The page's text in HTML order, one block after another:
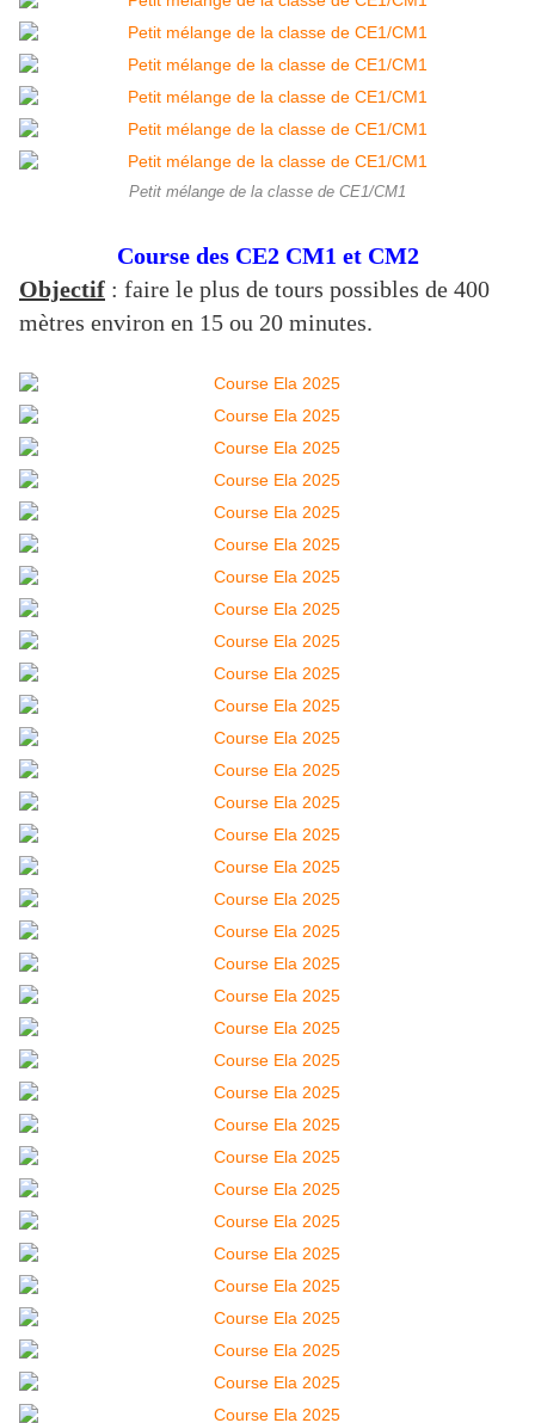
Petit mélange de la classe de CE1/CM1
Course des CE2 CM1 et CM2
Objectif : faire le plus de tours possibles de 400
mètres environ en 15 ou 20 minutes.